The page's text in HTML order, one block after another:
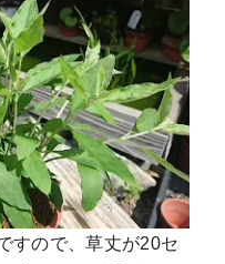
すので、草丈が20セ